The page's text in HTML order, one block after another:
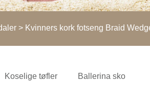
> Kvinners kork fotseng Braid
Koselige tøfler Ballerina sko